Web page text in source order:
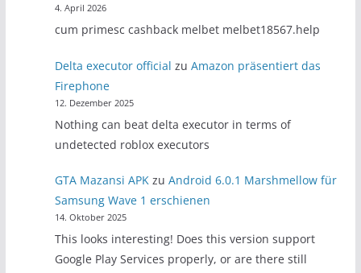
4. April 2026
cum primesc cashback melbet melbet18567.help
Delta executor official zuAmazon präsentiert das
Firephone
12. Dezember 2025
Nothing can beat delta executor in terms of
undetected roblox executors
GTA Mazansi APK zuAndroid 6.0.1 Marshmellow für
Samsung Wave 1 erschienen
14. Oktober 2025
This looks interesting! Does this version support
Google Play Services properly, or are there still